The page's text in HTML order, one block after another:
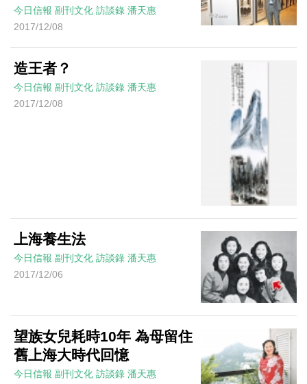
今日信報 副刊文化 訪談錄 潘天惠
2017/12/08
造王者？
今日信報 副刊文化 訪談錄 潘天惠
2017/12/08
上海養生法
今日信報 副刊文化 訪談錄 潘天惠
2017/12/06
望族女兒耗時10年 為母留住
舊上海大時代回憶
今日信報 副刊文化 訪談錄 潘天惠